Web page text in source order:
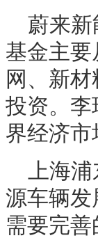
蔚来
基金主
网、新
投资。
界经济
上海
源车辆
需要完